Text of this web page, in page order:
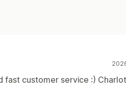
fast customer service :)